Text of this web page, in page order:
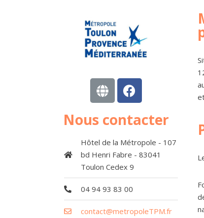
Nous contacter
Hôtel de la Métropole - 107
bd Henri Fabre - 83041
Toulon Cedex 9
04 94 93 83 00
contact@metropoleTPM.fr